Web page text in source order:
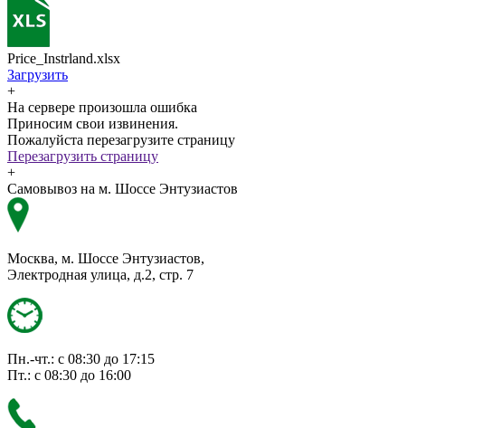
Price_Instrland.xlsx
Загрузить
+
На сервере произошла ошибка
Приносим свои извинения.
Пожалуйста перезагрузите страницу
Перезагрузить страницу
+
Самовывоз на м. Шоссе Энтузиастов
Москва, м. Шоссе Энтузиастов,
Электродная улица, д.2, стр. 7
Пн.-чт.: с 08:30 до 17:15
Пт.: с 08:30 до 16:00